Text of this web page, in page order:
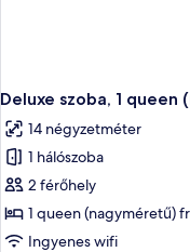
Deluxe szoba, 1
14 négyzetméter
1 hálószoba
2 férőhely
1 queen (nagyméretű)
Ingyenes wifi